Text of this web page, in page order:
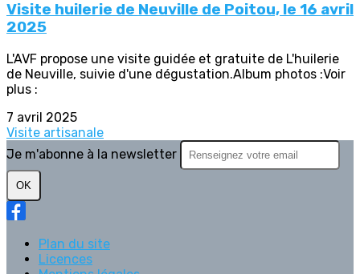
Visite huilerie de Neuville de Poitou, le 16 avril
2025
L'AVF propose une visite guidée et gratuite de L'huilerie
de Neuville, suivie d'une dégustation.Album photos :Voir
plus :
7 avril 2025
Visite artisanale
Je m'abonne à la newsletter
OK
Plan du site
Licences